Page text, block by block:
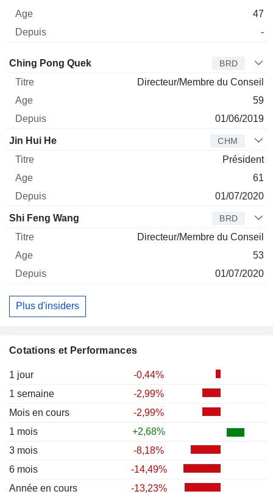
Cotations et Performances
1 jour
-0,44%
1 semaine
-2,99%
Mois en cours
-2,99%
1 mois
+2,68%
3 mois
-8,18%
6 mois
-14,49%
Année en cours
-13,23%
47
-
Administrateur Titre
Ching Pong Quek BRD
Directeur/Membre du Conseil
59
01/06/2019
Jin Hui He CHM
Président
61
01/07/2020
Shi Feng Wang BRD
Directeur/Membre du Conseil
53
01/07/2020
Plus d'insiders